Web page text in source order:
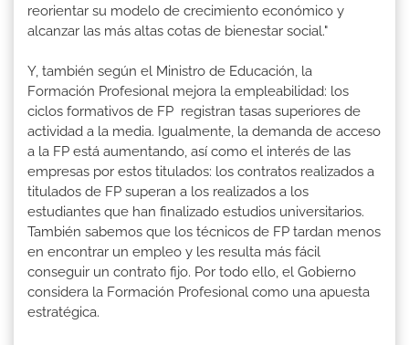
reorientar su modelo de crecimiento económico y
alcanzar las más altas cotas de bienestar social."
Y, también según el Ministro de Educación, la
Formación Profesional mejora la empleabilidad: los
ciclos formativos de FP registran tasas superiores de
actividad a la media. Igualmente, la demanda de acceso
a la FP está aumentando, así como el interés de las
empresas por estos titulados: los contratos realizados a
titulados de FP superan a los realizados a los
estudiantes que han finalizado estudios universitarios.
También sabemos que los técnicos de FP tardan menos
en encontrar un empleo y les resulta más fácil
conseguir un contrato fijo. Por todo ello, el Gobierno
considera la Formación Profesional como una apuesta
estratégica.